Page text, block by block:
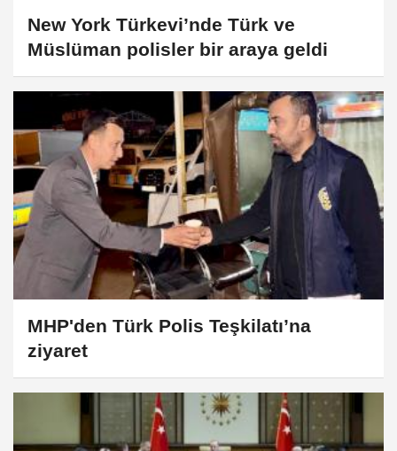
New York Türkevi’nde Türk ve
Müslüman polisler bir araya geldi
MHP'den Türk Polis Teşkilatı’na
ziyaret